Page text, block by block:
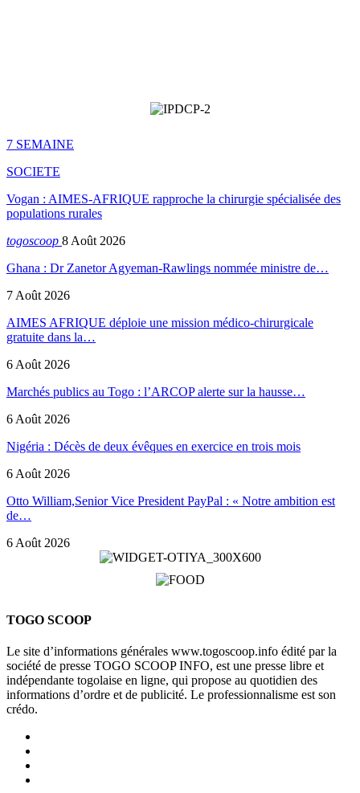
7 SEMAINE
SOCIETE
Vogan : AIMES-AFRIQUE rapproche la chirurgie spécialisée des
populations rurales
togoscoop 8 Août 2026
Ghana : Dr Zanetor Agyeman-Rawlings nommée ministre de…
7 Août 2026
AIMES AFRIQUE déploie une mission médico-chirurgicale
gratuite dans la…
6 Août 2026
Marchés publics au Togo : l’ARCOP alerte sur la hausse…
6 Août 2026
Nigéria : Décès de deux évêques en exercice en trois mois
6 Août 2026
Otto William,Senior Vice President PayPal : « Notre ambition est
de…
6 Août 2026
TOGO SCOOP
Le site d’informations générales www.togoscoop.info édité par la
société de presse TOGO SCOOP INFO, est une presse libre et
indépendante togolaise en ligne, qui propose au quotidien des
informations d’ordre et de publicité. Le professionnalisme est son
crédo.